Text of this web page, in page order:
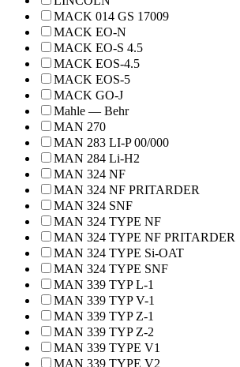
MACK 014 GS 17009
MACK EO-N
MACK EO-S 4.5
MACK EOS-4.5
MACK EOS-5
MACK GO-J
Mahle — Behr
MAN 270
MAN 283 LI-P 00/000
MAN 284 Li-H2
MAN 324 NF
MAN 324 NF PRITARDER
MAN 324 SNF
MAN 324 TYPE NF
MAN 324 TYPE NF PRITARDER
MAN 324 TYPE Si-OAT
MAN 324 TYPE SNF
MAN 339 TYP L-1
MAN 339 TYP V-1
MAN 339 TYP Z-1
MAN 339 TYP Z-2
MAN 339 TYPE V1
MAN 339 TYPE V2